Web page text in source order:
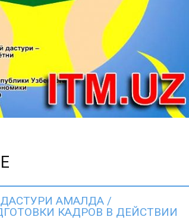
АМАЛДА /
КАДРОВ В ДЕЙСТВИИ